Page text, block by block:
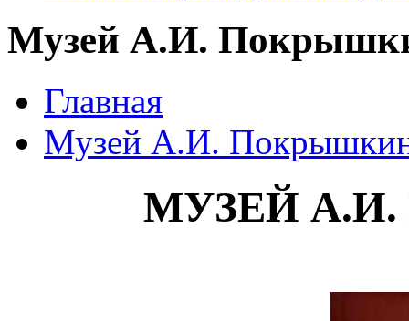
Музей А.И.
Главная
Музей А.И.
МУЗЕЙ